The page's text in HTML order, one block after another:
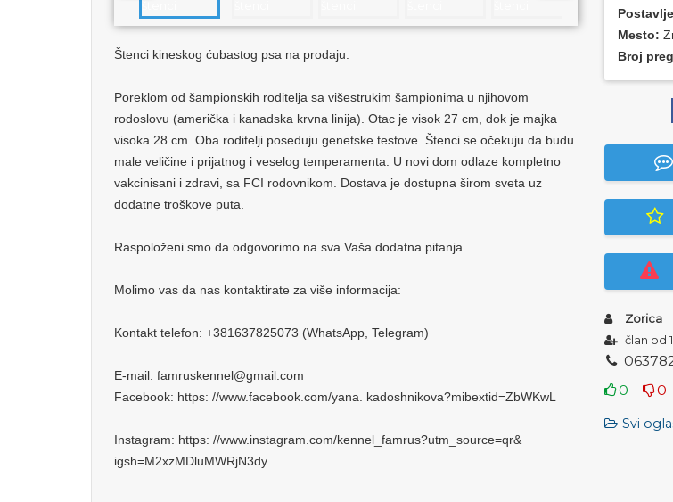
Štenci kineskog ćubastog psa na prodaju.
Poreklom od šampionskih roditelja sa višestrukim šampionima u njihovom
rodoslovu (američka i kanadska krvna linija). Otac je visok 27 cm, dok je majka
visoka 28 cm. Oba roditelji poseduju genetske testove. Štenci se očekuju da budu
male veličine i prijatnog i veselog temperamenta. U novi dom odlaze kompletno
vakcinisani i zdravi, sa FCI rodovnikom. Dostava je dostupna širom sveta uz
dodatne troškove puta.
Raspoloženi smo da odgovorimo na sva Vaša dodatna pitanja.
Molimo vas da nas kontaktirate za više informacija:
Kontakt telefon: +381637825073 (WhatsApp, Telegram)
E-mail: famruskennel@gmail.com
Facebook: https: //www.facebook.com/yana. kadoshnikova?mibextid=ZbWKwL
Instagram: https: //www.instagram.com/kennel_famrus?utm_source=qr&
igsh=M2xzMDluMWRjN3dy
Mesto:
Broj
Zorica
član od
06378
0
0
Svi